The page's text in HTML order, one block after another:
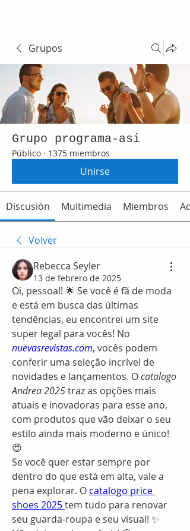
Grupos
Grupo programa-asi
Público · 1375 miembros
Unirse
Discusión Multimedia Miembros
Volver
Rebecca Seyler
13 de febrero de 2025
Oi, pessoal! 🌟 Se você é fã de moda
e está em busca das últimas
tendências, eu encontrei um site
nuevasrevistas.com, vocês podem
conferir uma seleção incrível de
novidades e lançamentos. O catalogo
Andrea 2025 traz as opções mais
atuais e inovadoras para esse ano,
com produtos que vão deixar o seu
estilo ainda mais moderno e único!
😍
Se você quer estar sempre por
dentro do que está em alta, vale a
pena explorar. O catalogo price
shoes 2025 tem tudo para renovar
seu guarda-roupa e seu visual! ✨